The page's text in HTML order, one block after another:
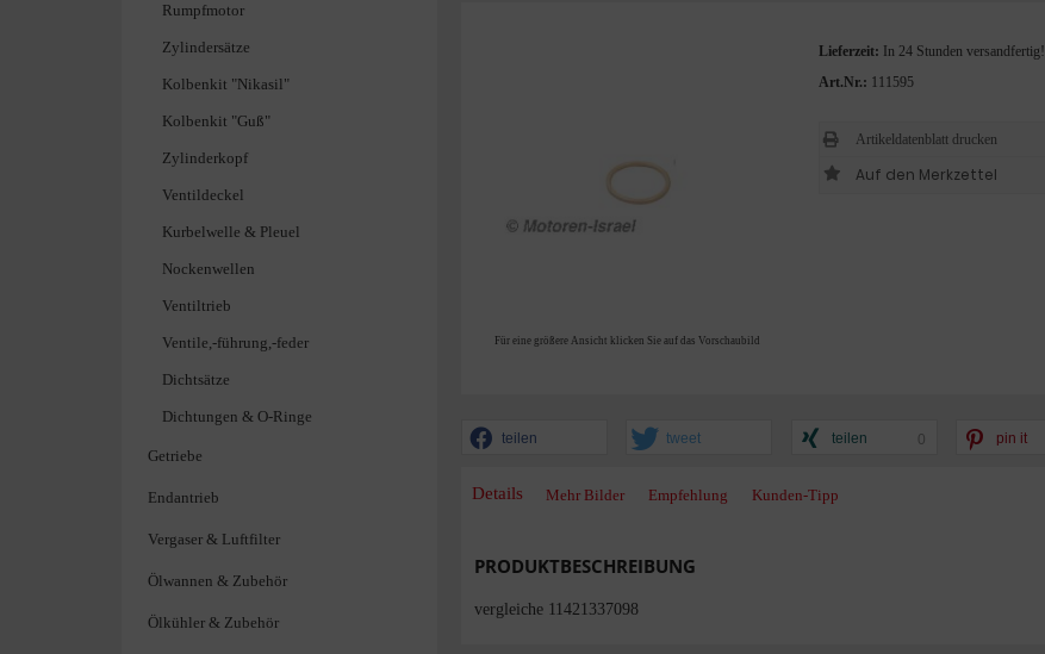
Für eine größere Ansicht klicken Sie auf das Vorschaubild
Lieferzeit:
In 24 Stunden versandfertig!
Art.Nr.: 111595
Artikeldatenblatt drucken
teilen tweet teilen 0 pin it
Details Mehr Bilder Empfehlung Kunden-Tipp
PRODUKTBESCHREIBUNG
vergleiche 11421337098
Rumpfmotor
Zylindersätze
Kolbenkit "Nikasil"
Kolbenkit "Guß"
Zylinderkopf
Ventildeckel
Kurbelwelle & Pleuel
Nockenwellen
Ventiltrieb
Ventile,-führung,-feder
Dichtsätze
Dichtungen & O-Ringe
Getriebe
Endantrieb
Vergaser & Luftfilter
Ölwannen & Zubehör
Ölkühler & Zubehör